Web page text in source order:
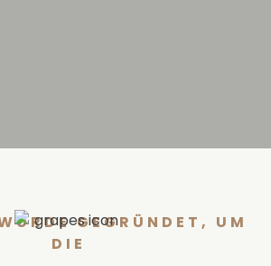
GEGRÜNDET, UM
DIE